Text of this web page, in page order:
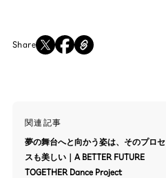
Share
関連記事
夢の舞台へと向かう姿は、そのプロセ
スも美しい｜A BETTER FUTURE
TOGETHER Dance Project